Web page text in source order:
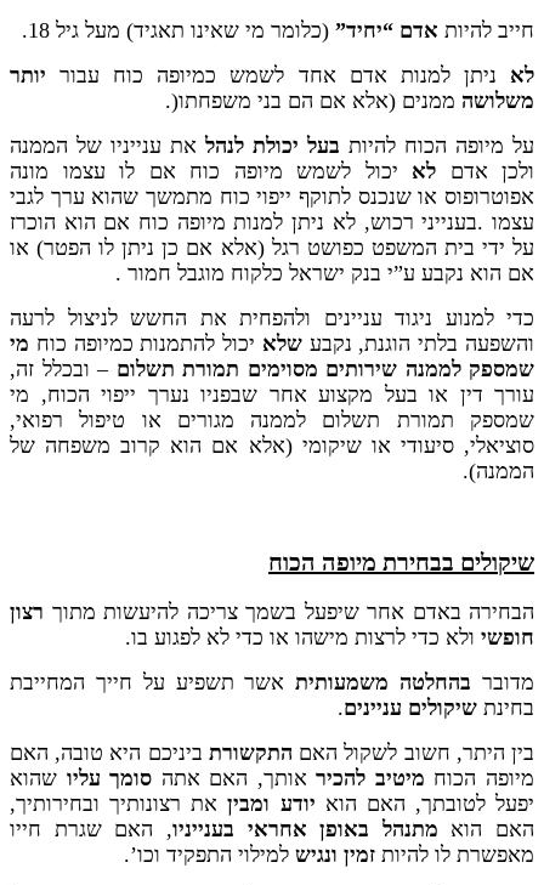
חייב להיות אדם “יחיד” (כלומר מי שאינו תאגיד) מעל גיל 18.
לא ניתן למנות אדם אחד לשמש כמיופה כוח עבור יותר
משלושה ממנים (אלא אם הם בני משפחתו(.
על מיופה הכוח להיות בעל יכולת לנהל את ענייניו של הממנה
ולכן אדם לא יכול לשמש מיופה כוח אם לו עצמו מונה
אפוטרופוס או שנכנס לתוקף ייפוי כוח מתמשך שהוא ערך לגבי
עצמו .בענייני רכוש, לא ניתן למנות מיופה כוח אם הוא הוכרז
על ידי בית המשפט כפושט רגל (אלא אם כן ניתן לו הפטר) או
אם הוא נקבע ע”י בנק ישראל כלקוח מוגבל חמור .
כדי למנוע ניגוד עניינים ולהפחית את החשש לניצול לרעה
והשפעה בלתי הוגנת, נקבעשלא יכול להתמנות כמיופה כוח מי
שמספק לממנה שירותים מסוימים תמורת תשלום – ובכלל זה,
עורך דין או בעל מקצוע אחר שבפניו נערך ייפוי הכוח, מי
שמספק תמורת תשלום לממנה מגורים או טיפול רפואי,
סוציאלי, סיעודי או שיקומי (אלא אם הוא קרוב משפחה של
הממנה).
שיקולים בבחירת מיופה הכוח
הבחירה באדם אחר שיפעל בשמך צריכה להיעשות מתוך רצון
חופשי ולא כדי לרצות מישהו או כדי לא לפגוע בו.
מדובר בהחלטה משמעותית אשר תשפיע על חייך המחייבת
בחינת שיקולים עניינים.
בין היתר, חשוב לשקול האם התקשורת ביניכם היא טובה, האם
מיופה הכוח מיטיב להכיר אותך, האם אתה סומך עליו שהוא
יפעל לטובתך, האם הוא יודע ומבין את רצונותיך ובחירותיך,
האם הוא מתנהל באופן אחראי בענייניו, האם שגרת חייו
מאפשרת לו להיות זמין ונגיש למילוי התפקיד וכו’.